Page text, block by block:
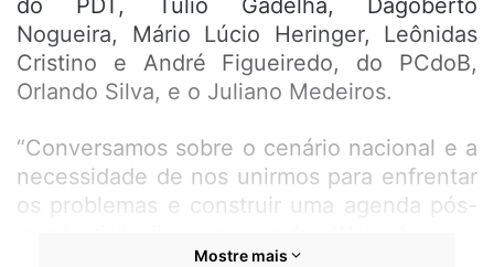
do PDT, Túlio Gadelha, Dagoberto
Nogueira, Mário Lúcio Heringer, Leônidas
Cristino e André Figueiredo, do PCdoB,
Orlando Silva, e o Juliano Medeiros.
“Conversamos sobre o cenário nacional e a
necessidade de nos unirmos para enfrentar
os problemas e construir uma agenda pós-
Mostre mais